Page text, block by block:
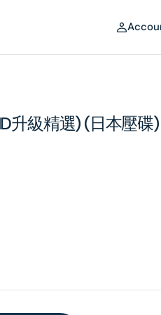
升級精選) (日本壓碟)